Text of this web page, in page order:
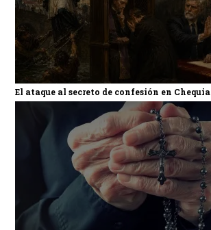
El ataque al secreto de confesión en Chequia